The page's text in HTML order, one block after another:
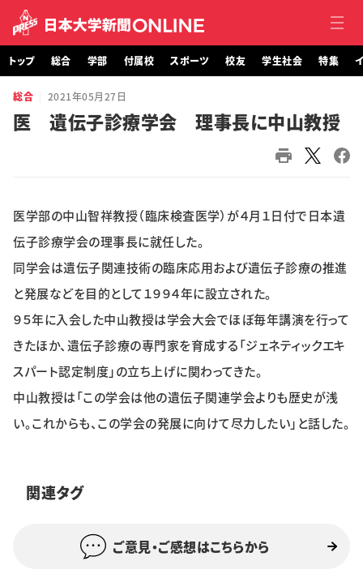
トップ
付属校
スポーツ
校友
学生社会
特集・企画
イベント
購読
トップ 総合 学部 付属校 スポーツ 校友 学生社会 特集
総合 2021年05月27日
医 遺伝子診療学会 理事長に中山教授
医学部の中山智祥教授（臨床検査医学）が４月１日付で日本遺
伝子診療学会の理事長に就任した。
同学会は遺伝子関連技術の臨床応用および遺伝子診療の推進
と発展などを目的として１９９４年に設立された。
９５年に入会した中山教授は学会大会でほぼ毎年講演を行って
きたほか、遺伝子診療の専門家を育成する「ジェネティックエキ
スパート認定制度」の立ち上げに関わってきた。
中山教授は「この学会は他の遺伝子関連学会よりも歴史が浅
い。これからも、この学会の発展に向けて尽力したい」と話した。
関連タグ
ご意見・ご感想はこちらから